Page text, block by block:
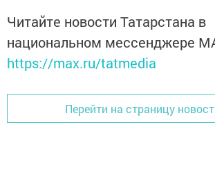
Читайте новости Татарстана в
национальном мессенджере
https://max.ru/tatmedia
Перейти на страницу